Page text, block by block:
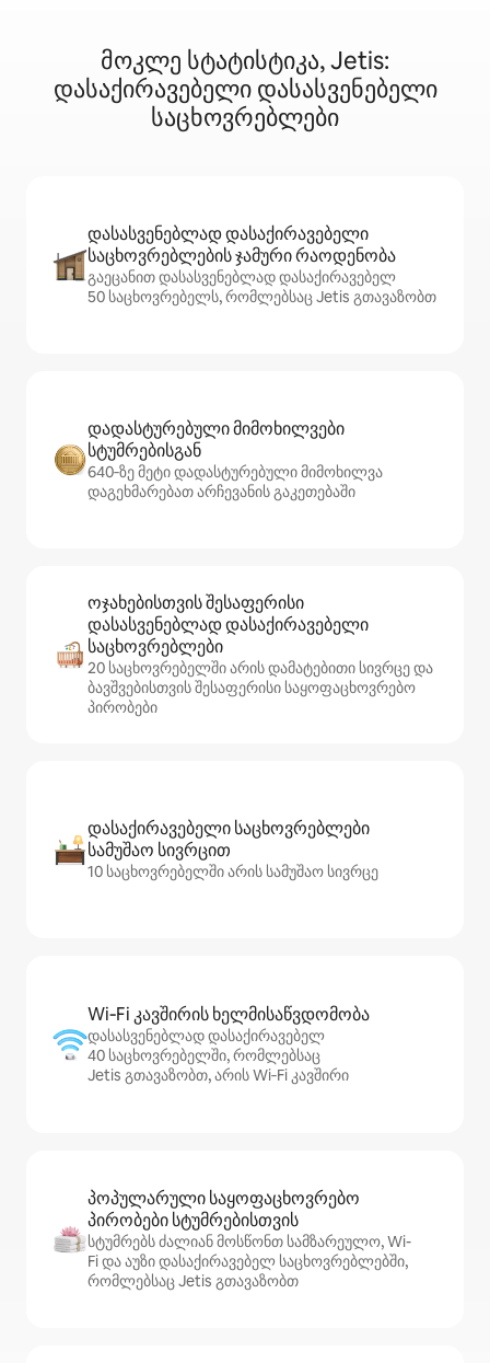
მოკლე სტატისტიკა, Jetis:
დასაქირავებელი დასასვენებელი
საცხოვრებლები
დასასვენებლად დასაქირავებელი
საცხოვრებლების ჯამური რაოდენობა
გაეცანით დასასვენებლად დასაქირავებელ
50 საცხოვრებელს, რომლებსაც Jetis გთავაზობთ
დადასტურებული მიმოხილვები
სტუმრებისგან
640‑ზე მეტი დადასტურებული მიმოხილვა
დაგეხმარებათ არჩევანის გაკეთებაში
ოჯახებისთვის შესაფერისი
დასასვენებლად დასაქირავებელი
საცხოვრებლები
20 საცხოვრებელში არის დამატებითი სივრცე და
ბავშვებისთვის შესაფერისი საყოფაცხოვრებო
პირობები
დასაქირავებელი საცხოვრებლები
სამუშაო სივრცით
10 საცხოვრებელში არის სამუშაო სივრცე
Wi‑Fi კავშირის ხელმისაწვდომობა
დასასვენებლად დასაქირავებელ
40 საცხოვრებელში, რომლებსაც
Jetis გთავაზობთ, არის Wi‑Fi კავშირი
პოპულარული საყოფაცხოვრებო
პირობები სტუმრებისთვის
სტუმრებს ძალიან მოსწონთ სამზარეულო, Wi-
Fi და აუზი დასაქირავებელ საცხოვრებლებში,
რომლებსაც Jetis გთავაზობთ